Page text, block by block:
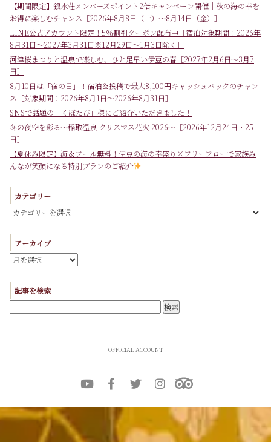
【期間限定】銀水荘メンバーズポイント2倍キャンペーン開催｜秋の海の幸を
お得に楽しむチャンス［2026年8月8日（土）～8月14日（金）］
LINE公式アカウント限定！5％割引クーポン配布中［宿泊対象期間：2026年
8月31日～2027年3月31日※12月29日～1月3日除く］
河津桜まつりと温泉で楽しむ、ひと足早い伊豆の春［2027年2月6日～3月7
日］
8月10日は「宿の日」！宿泊＆投稿で最大8,100円キャッシュバックのチャン
ス［対象期間：2026年8月1日～2026年8月31日］
SNSで話題の「くぼたび」様にご紹介いただきました！
冬の夜空を彩る～稲取温泉 クリスマス花火 2026～［2026年12月24日・25
日］
【夏休み限定】海＆プール無料！伊豆の海の幸盛り×フリーフローで家族み
んなが笑顔になる特別プランのご紹介
カテゴリー
アーカイブ
記事を検索
OFFICIAL ACCOUNT